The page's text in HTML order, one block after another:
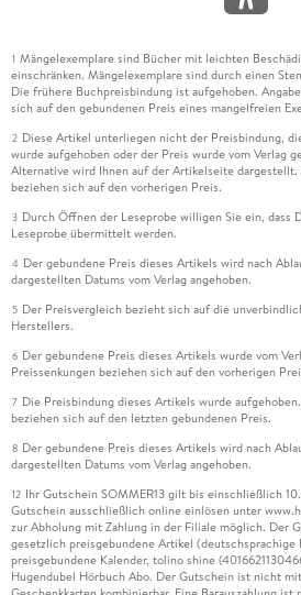
1 Mängelexemplare sind Bücher mit leichten
einschränken. Mängelexemplare sind durch einen
Die frühere Buchpreisbindung ist aufgehoben.
sich auf den gebundenen Preis eines mangelfreien
2 Diese Artikel unterliegen nicht der Preisbindung,
wurde aufgehoben oder der Preis wurde vom Verlag
Alternative wird Ihnen auf der Artikelseite dargestellt.
beziehen sich auf den vorherigen Preis.
3 Durch Öffnen der Leseprobe willigen Sie ein, dass
Leseprobe übermittelt werden.
4 Der gebundene Preis dieses Artikels wird nach
dargestellten Datums vom Verlag angehoben.
5 Der Preisvergleich bezieht sich auf die
Herstellers.
6 Der gebundene Preis dieses Artikels wurde vom
Preissenkungen beziehen sich auf den vorherigen
7 Die Preisbindung dieses Artikels wurde
beziehen sich auf den letzten gebundenen Preis.
8 Der gebundene Preis dieses Artikels wird nach
dargestellten Datums vom Verlag angehoben.
12 Ihr Gutschein SOMMER13 gilt bis einschließlich
Gutschein ausschließlich online einlösen unter
zur Abholung mit Zahlung in der Filiale möglich. Der
gesetzlich preisgebundene Artikel (deutschsprachige
preisgebundene Kalender, tolino shine
Hugendubel Hörbuch Abo. Der Gutschein ist nicht